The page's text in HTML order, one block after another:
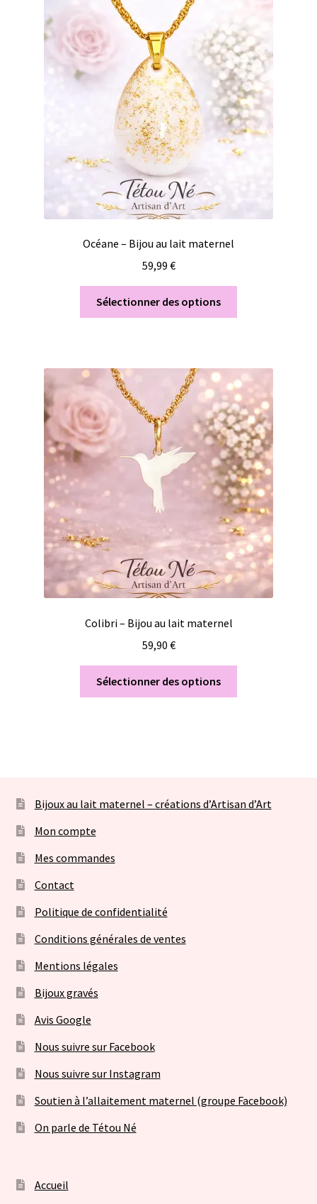
Océane – Bijou au lait maternel
59,99 €
Sélectionner des options
Colibri – Bijou au lait maternel
59,90 €
Sélectionner des options
Bijoux au lait maternel – créations d’Artisan d’Art
Mon compte
Mes commandes
Contact
Politique de confidentialité
Conditions générales de ventes
Mentions légales
Bijoux gravés
Avis Google
Nous suivre sur Facebook
Nous suivre sur Instagram
Soutien à l’allaitement maternel (groupe Facebook)
On parle de Tétou Né
Accueil